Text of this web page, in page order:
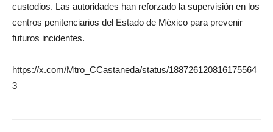
custodios. Las autoridades han reforzado la supervisión en los
centros penitenciarios del Estado de México para prevenir
futuros incidentes.
https://x.com/Mtro_CCastaneda/status/188726120816175564
3